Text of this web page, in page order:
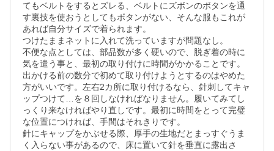
てもベルトをするとズレる、ベルトにズボンのボタンを通
す裏技を使おうとしてもボタンがない、そんな服もこれが
あれば自分サイズで着られます。
つけたままネットに入れて洗っていますが問題なし。
不便な点としては、部品数が多く硬いので、脱ぎ着の時に
気を遣う事と、最初の取り付けに時間がかかることです。
出かける前の数分で初めて取り付けようとするのはやめた
方がいいです。左右2カ所に取り付けるなら、針刺してキャ
ップつけて…を８回しなければなりません。履いてみてし
っくり来なければやり直しです。最初に時間をとって完璧
な位置につければ、手間はそれきりです。
針にキャップをかぶせる際、厚手の生地だとまっすぐうま
く入らない事があるので、床に置いて針を垂直に露出さ